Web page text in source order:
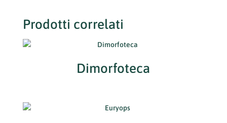
Prodotti correlati
Dimorfoteca